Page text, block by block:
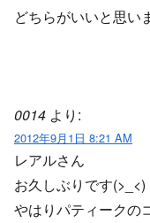
どちらがいいと思い
0014 より:
2012年9月1日 8:21 AM
レアルさん
お久しぶりです(>_<)
やはりパティークの